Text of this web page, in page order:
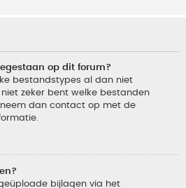
op dit forum?
bestandstypes al dan niet
zeker bent welke bestanden
dan contact op met de
bijlagen via het